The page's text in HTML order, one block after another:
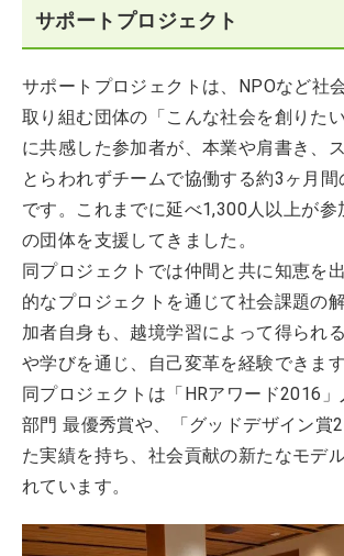
サポートプロジェクト
サポートプロジェクトは、NPOなど社
取り組む団体の「こんな社会を創りた
に共感した参加者が、本業や肩書き、
とらわれずチームで協働する約3ヶ月
です。これまでに延べ1,300人以上が参
の団体を支援してきました。
同プロジェクトでは仲間と共に知恵を
的なプロジェクトを通じて社会課題の
加者自身も、越境学習によって得られ
や学びを通じ、自己変革を経験できます
同プロジェクトは「HRアワード2016
部門 最優秀賞や、「グッドデザイン賞
た実績を持ち、社会貢献の新たなモデ
れています。